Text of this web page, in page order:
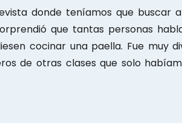
donde teníamos que buscar
que tantas personas
cocinar una paella. Fue muy
de otras clases que solo